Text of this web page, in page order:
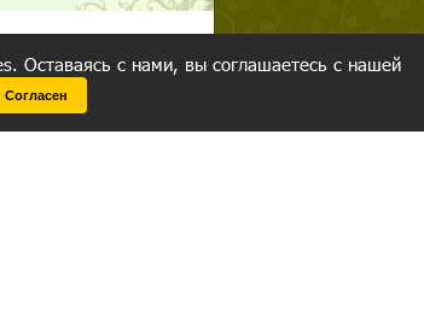
Оставаясь с нами, вы соглашаетесь с нашей
Согласен